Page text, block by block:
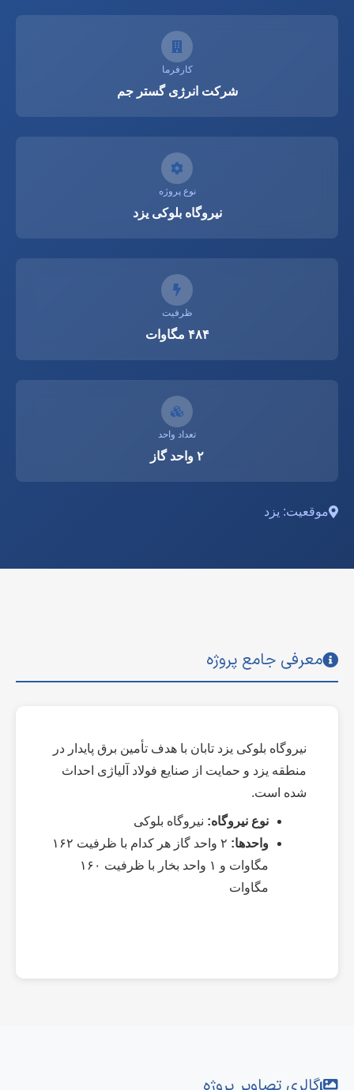
کارفرما
شرکت انرژی گستر جم
نوع پروژه
نیروگاه بلوکی یزد
ظرفیت
۴۸۴ مگاوات
تعداد واحد
۲ واحد گاز
موقعیت: یزد
معرفی جامع پروژه
نیروگاه بلوکی یزد تابان با هدف تأمین برق پایدار در
منطقه یزد و حمایت از صنایع فولاد آلیاژی احداث
شده است.
نوع نیروگاه: نیروگاه بلوکی
واحدها:
۲ واحد گاز هر کدام با ظرفیت ۱۶۲
مگاوات و ۱ واحد بخار با ظرفیت ۱۶۰
مگاوات